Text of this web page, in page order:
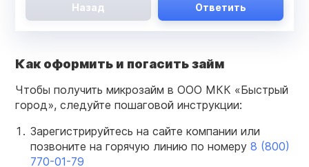
Назад Ответить
Как оформить и погасить займ
Чтобы получить микрозайм в ООО МКК «Быстрый
город», следуйте пошаговой инструкции:
Зарегистрируйтесь на сайте компании или
позвоните на горячую линию по номеру 8 (800)
770-01-79